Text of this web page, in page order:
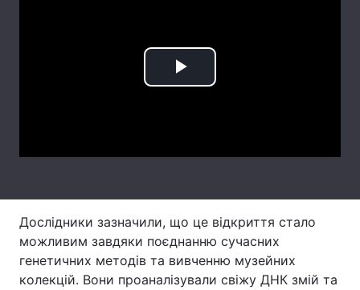
Play
Дослідники зазначили, що це відкриття стало
можливим завдяки поєднанню сучасних
генетичних методів та вивченню музейних
колекцій. Вони проаналізували свіжу ДНК змій та